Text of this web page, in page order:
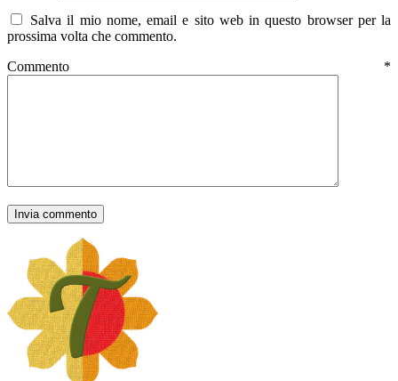
Salva il mio nome, email e sito web in questo browser per la
prossima volta che commento.
Commento *